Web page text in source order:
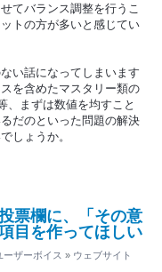
てバランス調整を行うこ
トの方が多いと感じてい
い話になってしまいます
を含めたマスタリー類の
、まずは数値を均すこと
だのといった問題の解決
しょうか。
票欄に、「その意
目を作ってほしい
ザーボイス » ウェブサイト